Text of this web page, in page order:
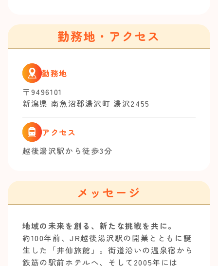
勤務地・アクセス
勤務地
〒9496101
新潟県 南魚沼郡湯沢町 湯沢2455
アクセス
越後湯沢駅から徒歩3分
メッセージ
地域の未来を創る、新たな挑戦を共に。
約100年前、JR越後湯沢駅の開業とともに誕
生した「井仙旅館」。街道沿いの温泉宿から
鉄筋の駅前ホテルへ、そして2005年には